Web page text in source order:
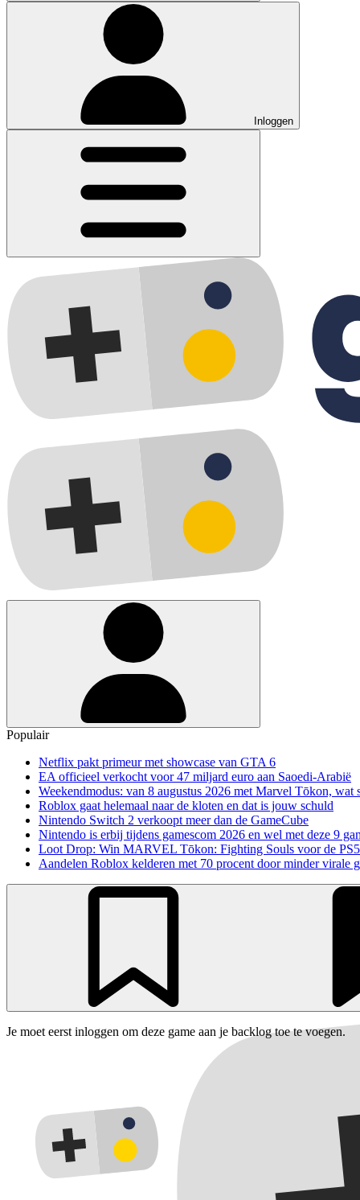
Inloggen
Populair
Netflix pakt primeur met showcase van GTA 6
EA officieel verkocht voor 47 miljard euro aan Saoedi-Arabië
Weekendmodus: van 8 augustus 2026 met Marvel Tōkon, wat
Roblox gaat helemaal naar de kloten en dat is jouw schuld
Nintendo Switch 2 verkoopt meer dan de GameCube
Nintendo is erbij tijdens gamescom 2026 en wel met deze 9
Loot Drop: Win MARVEL Tōkon: Fighting Souls voor de PS5
Aandelen Roblox kelderen met 70 procent door minder virale
Je moet eerst inloggen om deze game aan je backlog toe te voegen.